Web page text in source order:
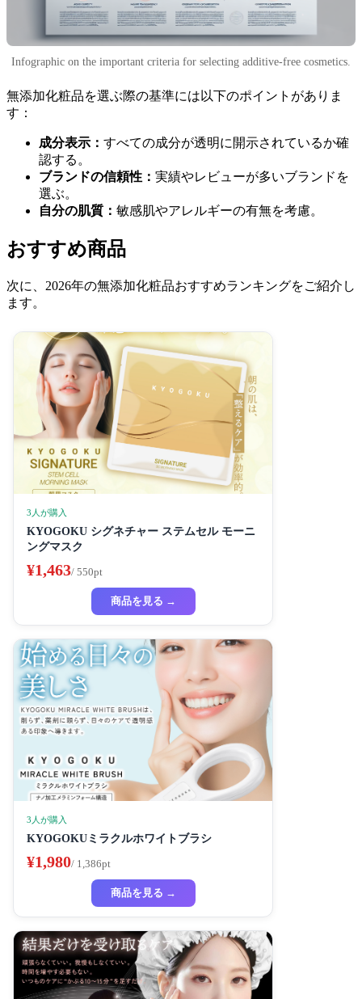
Infographic on the important criteria for selecting additive-free cosmetics.
無添加化粧品を選ぶ際の基準には以下のポイントがありま
す：
成分表示： すべての成分が透明に開示されているか確
認する。
ブランドの信頼性： 実績やレビューが多いブランドを
選ぶ。
自分の肌質： 敏感肌やアレルギーの有無を考慮。
おすすめ商品
次に、2026年の無添加化粧品おすすめランキングをご紹介し
ます。
3人が購入
KYOGOKU シグネチャー ステムセル モーニ
ングマスク
¥1,463/ 550pt
商品を見る →
3人が購入
KYOGOKUミラクルホワイトブラシ
¥1,980/ 1,386pt
商品を見る →